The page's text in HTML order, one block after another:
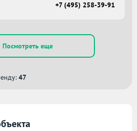
+7 (495) 258-39-91
Посмотреть еще
47